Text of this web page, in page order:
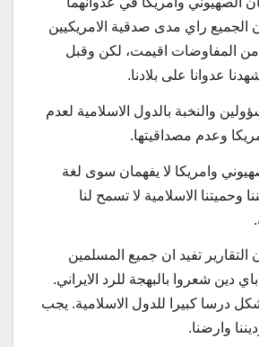
الجميع راي مدى صدقية الامريكيين
المفاوضات اقيمت، لكن وقبل
عدوانا على بلادنا.
والنخبة بالدول الاسلامية لعدم
وعدم مصداقيتها.
وامريكا لا يفهمان سوى لغة
وحميتنا الاسلامية لا تسمح لنا
تفيد ان جميع المسلمين
باي دين شعروا بالبهجة للرد الايراني.
درسا كبيرا للدول الاسلامية. يجب
وارضنا.